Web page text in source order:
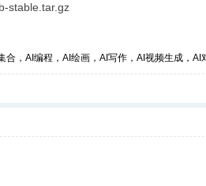
stable.tar.gz
，AI编程，AI绘画，AI写作，AI视频生成，AI